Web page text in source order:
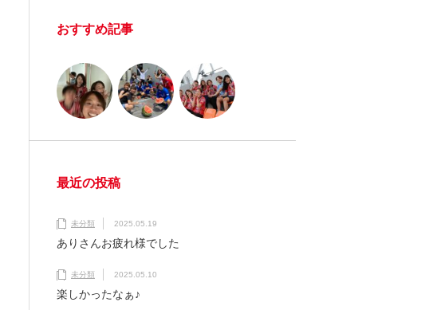
おすすめ記事
最近の投稿
未分類 2025.05.19
ありさんお疲れ様でした
未分類 2025.05.10
楽しかったなぁ♪